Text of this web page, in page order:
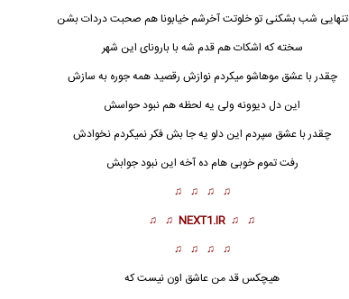
تنهایی شب بشکنی تو خلوتت آخرشم خیابونا هم صحبت دردات بشن
سخته که اشکات هم قدم شه با بارونای این شهر
چقدر با عشق موهاشو میکردمنوازش رقصید همه جوره به سازش
این دل دیوونه ولی یه لحظه هم نبود حواسش
چقدر با عشق سپردم این دلو یه جا بش فکر نمیکردم نخوادش
رفت تموم خوبی هام ده آخه این نبود جوابش
♫ ♫ ♫ ♫
♫ ♫
NEXT1.IR
♫ ♫
♫ ♫ ♫ ♫
هیچکس قد من عاشق اون نیست که